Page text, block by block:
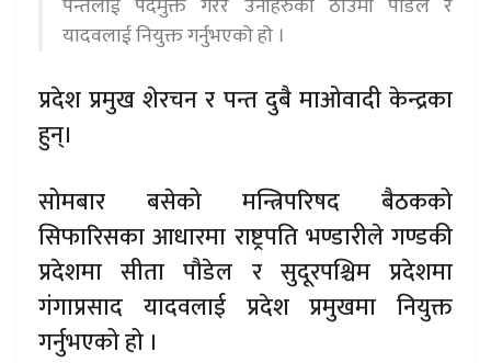
पन्तलाई पदमुक्त गरेर उनीहरुको ठाउँमा पौडेल र
यादवलाई नियुक्त गर्नुभएको हो ।
प्रदेश प्रमुख शेरचन र पन्त दुबै माओवादी केन्द्रका
हुन्।
सोमबार बसेको मन्त्रिपरिषद बैठकको
सिफारिसका आधारमा राष्ट्रपति भण्डारीले गण्डकी
प्रदेशमा सीता पौडेल र सुदूरपश्चिम प्रदेशमा
गंगाप्रसाद यादवलाई प्रदेश प्रमुखमा नियुक्त
गर्नुभएको हो ।